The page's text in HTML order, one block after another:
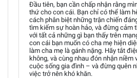
Đầu tiên, bạn cần chấp nhận rằng
thứ cho con cái. Bạn chỉ có thể làm
cách phân biệt những trận chiến
tìm kiếm sự hoàn hảo, và đừng cảm
với tất cả những gì bạn thấy trên
con cái bạn muốn có cha mẹ hiện
làm cha mẹ là gánh nặng. Hãy tắt
không, và cùng nhau đón nhận niềm
cuộc sống gia đình – và đừng quên
việc trở nên khó khăn.